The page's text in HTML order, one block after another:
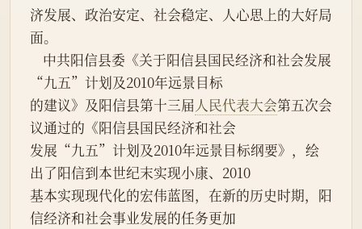
济发展、政治安定、社会稳定、人心思上的大好局
面。
“九五”计划及2010年远景目标
的建议》及阳信县第十三届人民代表大会第五次会
议通过的《阳信县国民经济和社会
发展“九五”计划及2010年远景目标纲要》，绘
出了阳信到本世纪末实现小康、2010
基本实现现代化的宏伟蓝图，在新的历史时期，阳
信经济和社会事业发展的任务更加